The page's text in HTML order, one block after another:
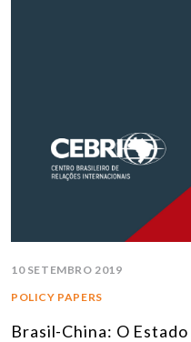
10 SETEMBRO 2019
POLICY PAPERS
Brasil-China: O